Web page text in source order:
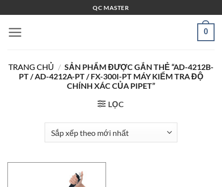
qua
nội
QC MASTER
0
TRANG CHỦ / SẢN PHẨM ĐƯỢC GẮN THẺ “AD-4212B-
PT / AD-4212A-PT / FX-300I-PT MÁY KIỂM TRA ĐỘ
CHÍNH XÁC CỦA PIPET”
LỌC